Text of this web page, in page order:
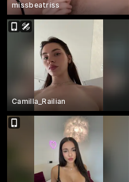
missbeatriss
Camilla_Railian